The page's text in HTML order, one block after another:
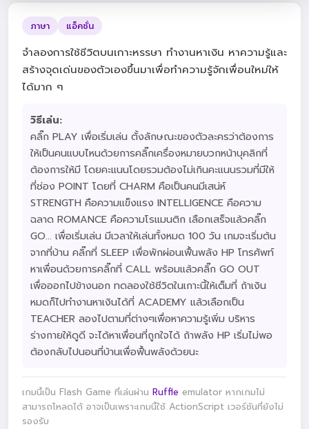
ภาษา แอ็คชั่น
จำลองการใช้ชีวิตบนเกาะหรรษา ทำงานหาเงิน หาความรู้และ
สร้างจุดเด่นของตัวเองขึ้นมาเพื่อทำความรู้จักเพื่อนใหม่ให้
ได้มาก ๆ
วิธีเล่น:
คลิ๊ก PLAY เพื่อเริ่มเล่น ตั้งลักษณะของตัวละครว่าต้องการ
ให้เป็นคนแบบไหนด้วยการคลิ๊กเครื่องหมายบวกหน้าบุคลิกที่
ต้องการให้มี โดยคะแนนโดยรวมต้องไม่เกินคะแนนรวมที่มีให้
ที่ช่อง POINT โดยที่ CHARM คือเป็นคนมีเสน่ห์
STRENGTH คือความแข็งแรง INTELLIGENCE คือความ
ฉลาด ROMANCE คือความโรแมนติก เลือกเสร็จแล้วคลิ๊ก
GO... เพื่อเริ่มเล่น มีเวลาให้เล่นทั้งหมด 100 วัน เกมจะเริ่มต้น
จากที่บ้าน คลิ๊กที่ SLEEP เพื่อพักผ่อนเฟื้นพลัง HP โทรศัพท์
หาเพื่อนด้วยการคลิ๊กที่ CALL พร้อมแล้วคลิ๊ก GO OUT
เพื่อออกไปข้างนอก ทดลองใช้ชีวิตในเกาะนี้ให้เต็มที่ ถ้าเงิน
หมดก็ไปทำงานหาเงินได้ที่ ACADEMY แล้วเลือกเป็น
TEACHER ลองไปตามที่ต่างๆเพื่อหาความรู้เพิ่ม บริหาร
ร่างกายให้ดูดี จะได้หาเพื่อนที่ถูกใจได้ ถ้าพลัง HP เริ่มไม่พอ
ต้องกลับไปนอนที่บ้านเพื่อฟื้นพลังด้วยนะ
เกมนี้เป็น Flash Game ที่เล่นผ่าน Ruffle emulator หากเกมไม่
สามารถโหลดได้ อาจเป็นเพราะเกมนี้ใช้ ActionScript เวอร์ชันที่ยังไม่
รองรับ